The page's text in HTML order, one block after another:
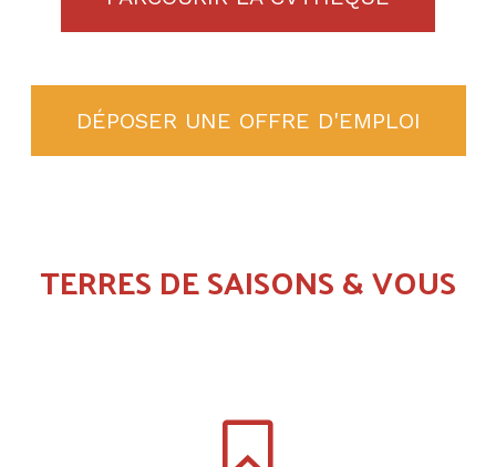
DÉPOSER UNE OFFRE D'EMPLOI
TERRES DE SAISONS & VOUS